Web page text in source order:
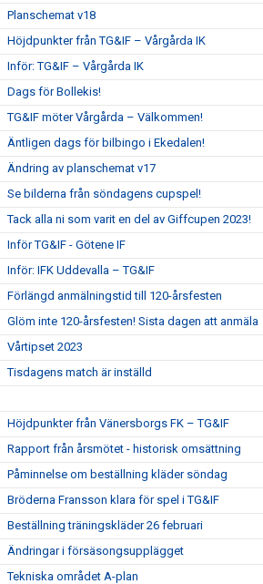
Planschemat v18
Höjdpunkter från TG&IF – Vårgårda IK
Inför: TG&IF – Vårgårda IK
Dags för Bollekis!
TG&IF möter Vårgårda – Välkommen!
Äntligen dags för bilbingo i Ekedalen!
Ändring av planschemat v17
Se bilderna från söndagens cupspel!
Tack alla ni som varit en del av Giffcupen 2023!
Inför TG&IF - Götene IF
Inför: IFK Uddevalla – TG&IF
Förlängd anmälningstid till 120-årsfesten
Glöm inte 120-årsfesten! Sista dagen att anmäla
Vårtipset 2023
Tisdagens match är inställd
Höjdpunkter från Vänersborgs FK – TG&IF
Rapport från årsmötet - historisk omsättning
Påminnelse om beställning kläder söndag
Bröderna Fransson klara för spel i TG&IF
Beställning träningskläder 26 februari
Ändringar i försäsongsupplägget
Tekniska området A-plan